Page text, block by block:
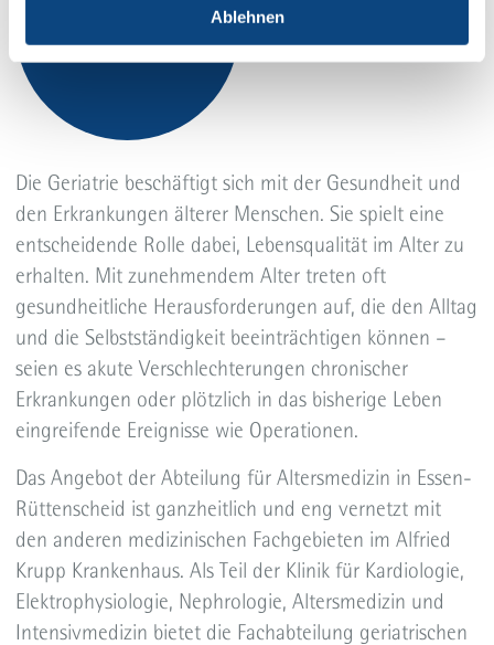
Ablehnen
Anmeldung und Kontakt
Die Geriatrie beschäftigt sich mit der Gesundheit und
den Erkrankungen älterer Menschen. Sie spielt eine
entscheidende Rolle dabei, Lebensqualität im Alter zu
erhalten. Mit zunehmendem Alter treten oft
gesundheitliche Herausforderungen auf, die den Alltag
und die Selbstständigkeit beeinträchtigen können –
seien es akute Verschlechterungen chronischer
Erkrankungen oder plötzlich in das bisherige Leben
eingreifende Ereignisse wie Operationen.
Das Angebot der Abteilung für Altersmedizin in Essen-
Rüttenscheid ist ganzheitlich und eng vernetzt mit
den anderen medizinischen Fachgebieten im Alfried
Krupp Krankenhaus. Als Teil der Klinik für Kardiologie,
Elektrophysiologie, Nephrologie, Altersmedizin und
Intensivmedizin bietet die Fachabteilung geriatrischen